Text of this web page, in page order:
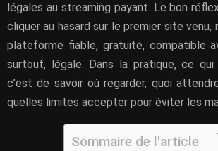
légales au streaming payant. Le bon
cliquer au hasard sur le premier site venu,
plateforme fiable, gratuite, compatible
surtout, légale. Dans la pratique, ce qui
c’est de savoir où regarder, quoi
quelles limites accepter pour éviter les
Sommaire de l'article